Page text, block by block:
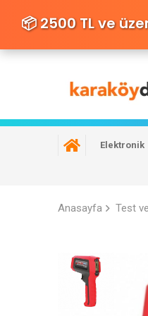
📦 2500 TL ve
Elektronik
Anasayfa Test